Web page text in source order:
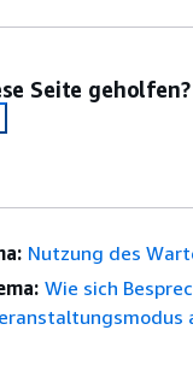
Seite geholfen?
Nutzung des
Wie sich